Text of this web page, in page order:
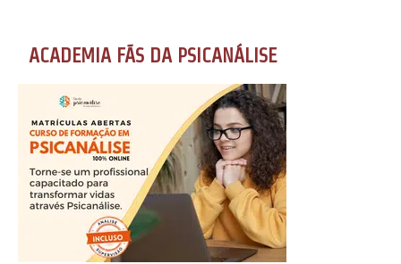
ACADEMIA FÃS DA PSICANÁLISE